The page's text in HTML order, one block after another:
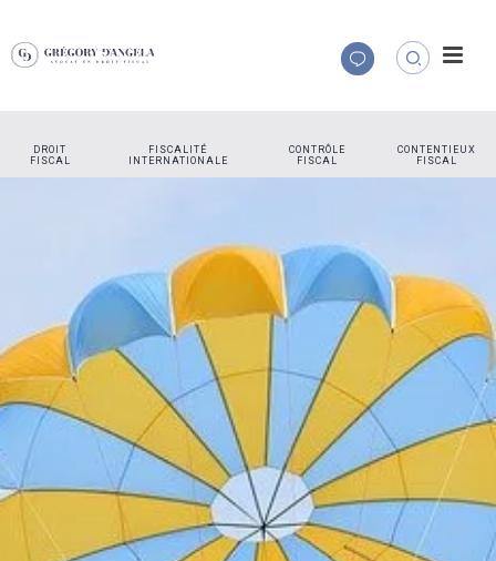
DROIT
FISCAL
FISCALITÉ
INTERNATIONALE
CONTRÔLE
FISCAL
CONTENTIEUX
FISCAL